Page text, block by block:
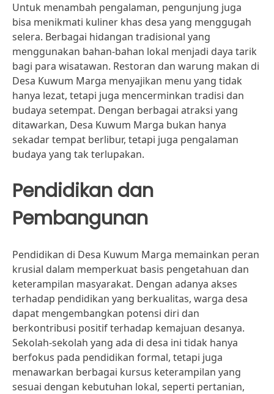
Untuk menambah pengalaman, pengunjung juga
bisa menikmati kuliner khas desa yang menggugah
selera. Berbagai hidangan tradisional yang
menggunakan bahan-bahan lokal menjadi daya tarik
bagi para wisatawan. Restoran dan warung makan di
Desa Kuwum Marga menyajikan menu yang tidak
hanya lezat, tetapi juga mencerminkan tradisi dan
budaya setempat. Dengan berbagai atraksi yang
ditawarkan, Desa Kuwum Marga bukan hanya
sekadar tempat berlibur, tetapi juga pengalaman
budaya yang tak terlupakan.
Pendidikan dan
Pembangunan
Pendidikan di Desa Kuwum Marga memainkan peran
krusial dalam memperkuat basis pengetahuan dan
keterampilan masyarakat. Dengan adanya akses
terhadap pendidikan yang berkualitas, warga desa
dapat mengembangkan potensi diri dan
berkontribusi positif terhadap kemajuan desanya.
Sekolah-sekolah yang ada di desa ini tidak hanya
berfokus pada pendidikan formal, tetapi juga
menawarkan berbagai kursus keterampilan yang
sesuai dengan kebutuhan lokal, seperti pertanian,